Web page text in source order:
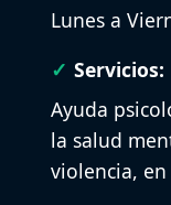
Lunes a
Servicios:
Ayuda
la salud
violencia,